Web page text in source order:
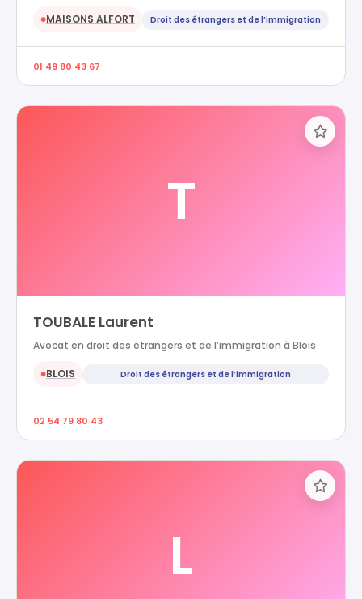
●MAISONS ALFORT Droit des étrangers et de l’immigration
01 49 80 43 67
T
TOUBALE Laurent
Avocat en droit des étrangers et de l’immigration à Blois
●BLOIS Droit des étrangers et de l’immigration
02 54 79 80 43
L